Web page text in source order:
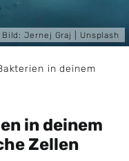
Bild:Jernej Graj | Unsplash
in deinem
in deinem
Zellen